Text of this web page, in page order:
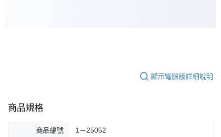
顯示電腦版詳細說明
商品規格
商品編號 1－25052